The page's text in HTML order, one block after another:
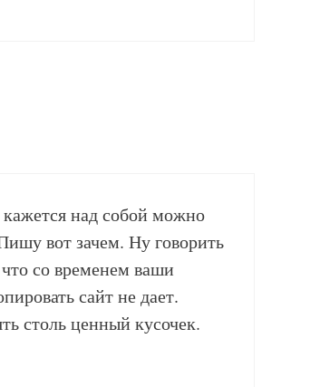
кажется над собой можно
вот зачем. Ну говорить
со временем ваши
сайт не дает.
столь ценный кусочек.